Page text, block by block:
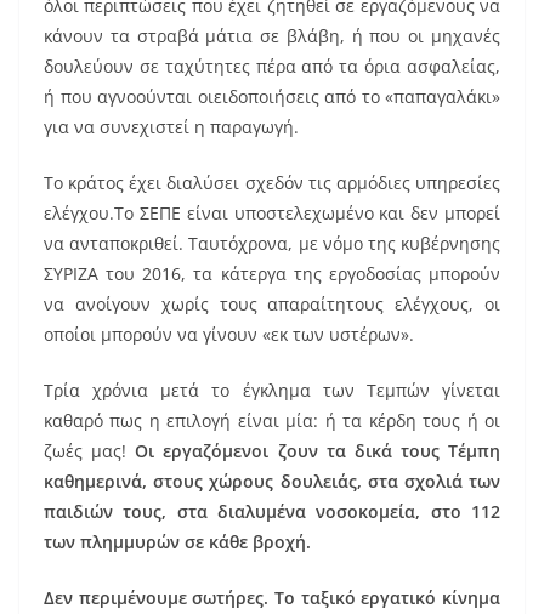
όλοι περιπτώσεις που έχει ζητηθεί σε εργαζόμενους να
κάνουν τα στραβά μάτια σε βλάβη, ή που οι μηχανές
δουλεύουν σε ταχύτητες πέρα από τα όρια ασφαλείας,
ή που αγνοούνται οιειδοποιήσεις από το «παπαγαλάκι»
για να συνεχιστεί η παραγωγή.
Το κράτος έχει διαλύσει σχεδόν τις αρμόδιες υπηρεσίες
ελέγχου.Το ΣΕΠΕ είναι υποστελεχωμένο και δεν μπορεί
να ανταποκριθεί. Ταυτόχρονα, με νόμο της κυβέρνησης
ΣΥΡΙΖΑ του 2016, τα κάτεργα της εργοδοσίας μπορούν
να ανοίγουν χωρίς τους απαραίτητους ελέγχους, οι
οποίοι μπορούν να γίνουν «εκ των υστέρων».
Τρία χρόνια μετά το έγκλημα των Τεμπών γίνεται
καθαρό πως η επιλογή είναι μία: ή τα κέρδη τους ή οι
ζωές μας!Οι εργαζόμενοι ζουν τα δικά τους Τέμπη
καθημερινά, στους χώρους δουλειάς, στα σχολιά των
παιδιών τους, στα διαλυμένα νοσοκομεία, στο 112
των πλημμυρών σε κάθε βροχή.
Δεν περιμένουμε σωτήρες. Το ταξικό εργατικό κίνημα